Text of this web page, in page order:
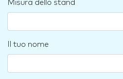
Misura dello stand
Il tuo nome